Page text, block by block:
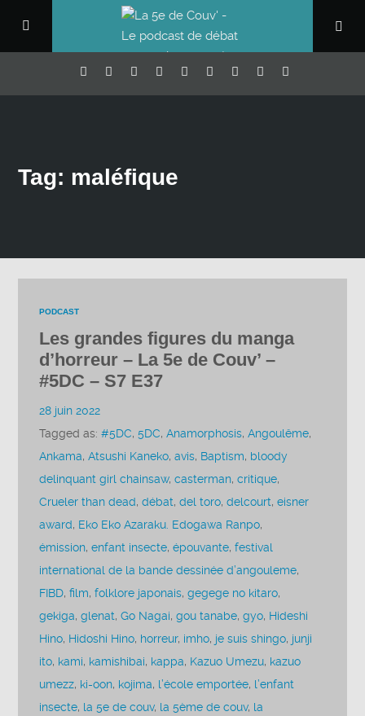
Tag: maléfique
PODCAST
Les grandes figures du manga
d’horreur – La 5e de Couv’ –
#5DC – S7 E37
28 juin 2022
Tagged as:#5DC,5DC,Anamorphosis,Angoulême,
Ankama,Atsushi Kaneko,avis, Baptism, bloody
delinquant girl chainsaw,casterman,critique,
Crueler than dead,débat,del toro,delcourt,eisner
award, Eko Eko Azaraku. Edogawa Ranpo,
émission,enfant insecte,épouvante,festival
international de la bande dessinée d’angouleme,
FIBD,film,folklore japonais,gegege no kitaro,
gekiga,glenat,Go Nagai,gou tanabe,gyo, Hideshi
Hino, Hidoshi Hino, horreur, imho, je suis shingo, junji
ito, kami, kamishibai, kappa, Kazuo Umezu, kazuo
umezz, ki-oon, kojima, l’école emportée, l’enfant
insecte, la 5e de couv, la 5ème de couv, la